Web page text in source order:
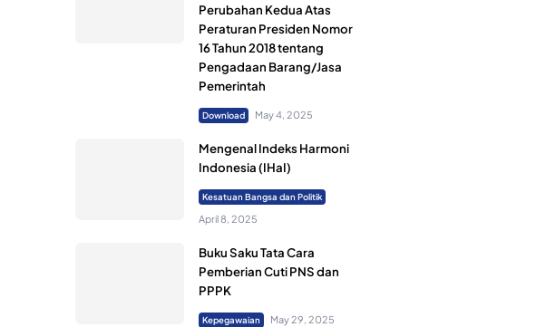
Perubahan Kedua Atas
Peraturan Presiden Nomor
16 Tahun 2018 tentang
Pengadaan Barang/Jasa
Pemerintah
Download May 4, 2025
Mengenal Indeks Harmoni
Indonesia (IHaI)
Kesatuan Bangsa dan Politik
April 8, 2025
Buku Saku Tata Cara
Pemberian Cuti PNS dan
PPPK
Kepegawaian May 29, 2025